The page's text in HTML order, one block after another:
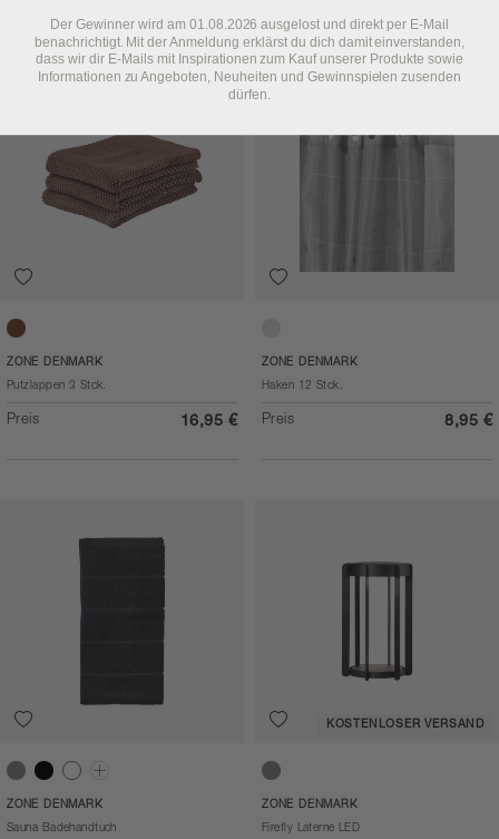
Brown
ZONE DENMARK
Putzlappen 3 Stck.
Preis 16,95 €
Silber/Metall
ZONE DENMARK
Haken 12 Stck.
Preis 8,95 €
Soft Grey
BlackWhiteTaupe
ZONE DENMARK
Sauna Badehandtuch
KOSTENLOSER VERSAND
Soft Grey
ZONE DENMARK
Firefly Laterne LED
Der Gewinner wird am 01.08.2026 ausgelost und direkt per E-Mail
benachrichtigt. Mit der Anmeldung erklärst du dich damit einverstanden,
dass wir dir E-Mails mit Inspirationen zum Kauf unserer Produkte sowie
Informationen zu Angeboten, Neuheiten und Gewinnspielen zusenden
dürfen.